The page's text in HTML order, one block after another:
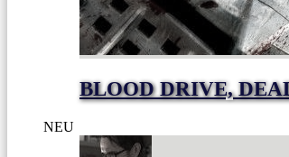
BLOOD DRIVE,
NEU